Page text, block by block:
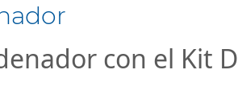
con el Kit